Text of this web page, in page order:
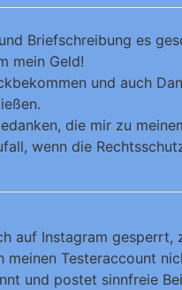
Briefschreibung es
mein Geld!
und auch
die mir zu
wenn die
auf Instagram
Testeraccount
und postet sinnfreie